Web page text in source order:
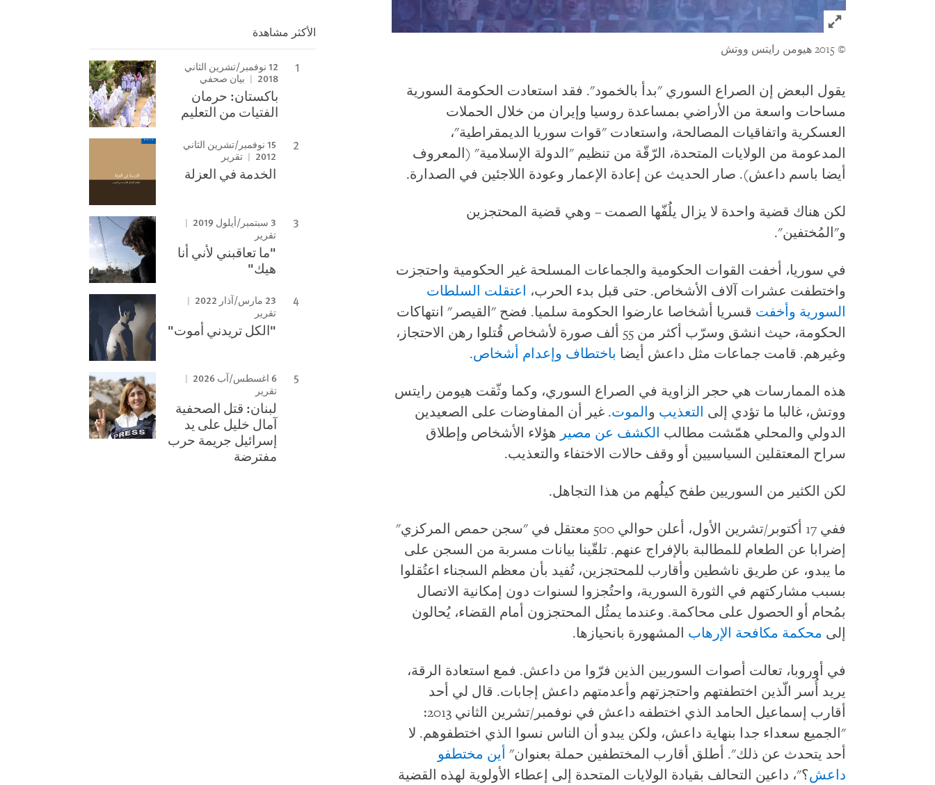
Click to expand Image
© 2015 هيومن رايتس ووتش
يقول البعض إن الصراع السوري "بدأ بالخمود". فقد استعادت الحكومة السورية
مساحات واسعة من الأراضي بمساعدة روسيا وإيران من خلال الحملات
العسكرية واتفاقيات المصالحة، واستعادت "قوات سوريا الديمقراطية"،
المدعومة من الولايات المتحدة، الرّقّة من تنظيم "الدولة الإسلامية" (المعروف
أيضا باسم داعش). صار الحديث عن إعادة الإعمار وعودة اللاجئين في الصدارة.
لكن هناك قضية واحدة لا يزال يلُفّها الصمت – وهي قضية المحتجزين
و"المُختفين".
في سوريا، أخفت القوات الحكومية والجماعات المسلحة غير الحكومية واحتجزت
واختطفت عشرات آلاف الأشخاص. حتى قبل بدء الحرب، اعتقلت السلطات
السورية وأخفت قسريا أشخاصا عارضوا الحكومة سلميا. فضح "القيصر" انتهاكات
الحكومة، حيث انشق وسرّب أكثر من 55 ألف صورة لأشخاص قُتلوا رهن الاحتجاز،
وغيرهم. قامت جماعات مثل داعش أيضا باختطاف وإعدام أشخاص.
هذه الممارسات هي حجر الزاوية في الصراع السوري، وكما وثّقت هيومن رايتس
ووتش، غالبا ما تؤدي إلى التعذيب والموت. غير أن المفاوضات على الصعيدين
الدولي والمحلي همّشت مطالب الكشف عن مصير هؤلاء الأشخاص وإطلاق
سراح المعتقلين السياسيين أو وقف حالات الاختفاء والتعذيب.
لكن الكثير من السوريين طفح كيلُهم من هذا التجاهل.
ففي 17 أكتوبر/تشرين الأول، أعلن حوالي 500 معتقل في "سجن حمص المركزي"
إضرابا عن الطعام للمطالبة بالإفراج عنهم. تلقّينا بيانات مسربة من السجن على
ما يبدو، عن طريق ناشطين وأقارب للمحتجزين، تُفيد بأن معظم السجناء اعتُقلوا
بسبب مشاركتهم في الثورة السورية، واحتُجزوا لسنوات دون إمكانية الاتصال
بمُحام أو الحصول على محاكمة. وعندما يمثُل المحتجزون أمام القضاء، يُحالون
إلى محكمة مكافحة الإرهاب المشهورة بانحيازها.
في أوروبا، تعالت أصوات السوريين الذين فرّوا من داعش. فمع استعادة الرقة،
يريد أُسر الّذين اختطفتهم واحتجزتهم وأعدمتهم داعش إجابات. قال لي أحد
أقارب إسماعيل الحامد الذي اختطفه داعش في نوفمبر/تشرين الثاني 2013:
"الجميع سعداء جدا بنهاية داعش، ولكن يبدو أن الناس نسوا الذي اختطفوهم. لا
أحد يتحدث عن ذلك". أطلق أقارب المختطفين حملة بعنوان" أين مختطفو
داعش؟"، داعين التحالف بقيادة الولايات المتحدة إلى إعطاء الأولوية لهذه القضية
الأكثر مشاهدة
12 نوفمبر/تشرين الثاني
2018
بيان صحفي
باكستان: حرمان
الفتيات من التعليم
15 نوفمبر/تشرين الثاني
2012
تقرير
الخدمة في العزلة
3 سبتمبر/أيلول 2019
تقرير
"ما تعاقبني لأني أنا
هيك"
23 مارس/آذار 2022
تقرير
"الكل تريدني أموت"
6 اغسطس/آب 2026
تقرير
لبنان: قتل الصحفية
آمال خليل على يد
إسرائيل جريمة حرب
مفترضة